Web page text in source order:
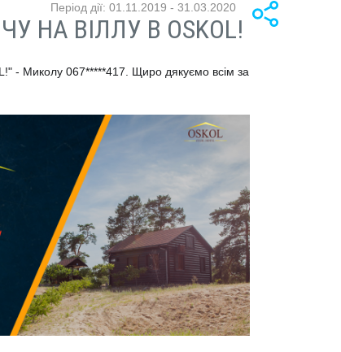
Період дії: 01.11.2019 - 31.03.2020
НА ВІЛЛУ В OSKOL!
- Миколу 067*****417. Щиро дякуємо всім за